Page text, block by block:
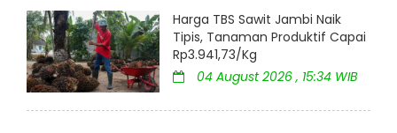
Harga TBS Sawit Jambi Naik
Tipis, Tanaman Produktif Capai
Rp3.941,73/Kg
04 August 2026 , 15:34 WIB